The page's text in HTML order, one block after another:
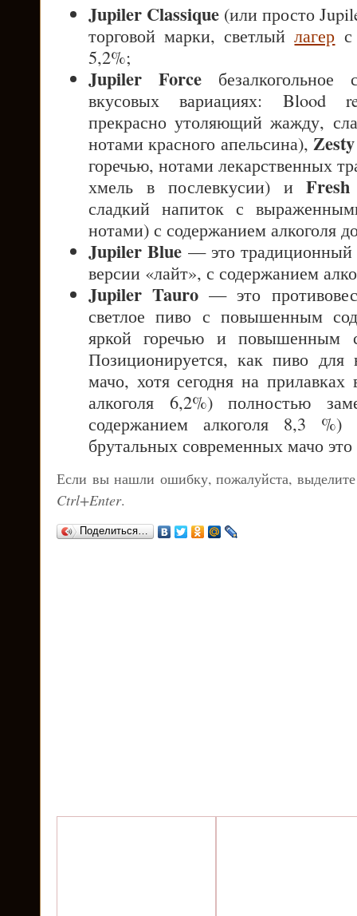
Jupiler Classique (или просто
торговой марки, светлыйлагер
5,2%;
Jupiler Force
вкусовых вариациях: Blood
прекрасно утоляющий жажду,
нотами красного апельсина),
горечью, нотами лекарственных
хмель в послевкусии) и
сладкий напиток с
нотами) с содержанием алкоголя
Jupiler Blue — это традиционный
версии «лайт», с содержанием
Jupiler Tauro — это
светлое пиво с повышенным
яркой горечью и повышенным
Позиционируется, как пиво для
мачо, хотя сегодня на прилавках
алкоголя 6,2%) полностью
содержанием алкоголя 8,3
брутальных современных мачо
Если вы нашли ошибку, пожалуйста,
Ctrl+Enter.
Поделиться…